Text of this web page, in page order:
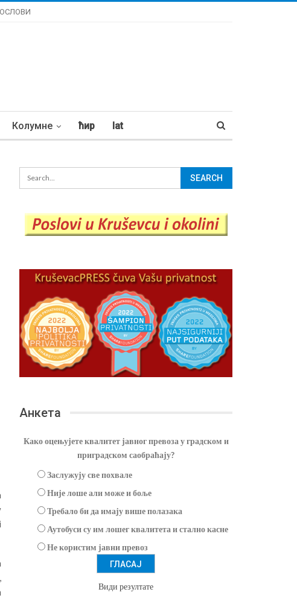
Колумне ћир lat
Анкета
Како оцењујете квалитет јавног превоза у градском и
приградском саобраћају?
Заслужују све похвале
Није лоше али може и боље
Требало би да имају више полазака
Аутобуси су им лошег квалитета и стално касне
Не користим јавни превоз
Види резултате